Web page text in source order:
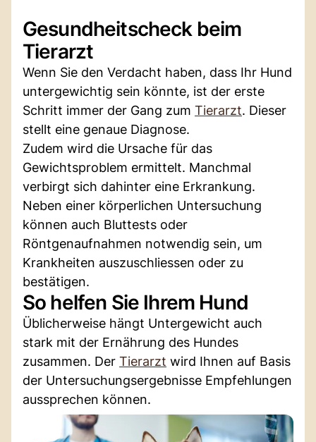
Gesundheitscheck beim
Tierarzt
Wenn Sie den Verdacht haben, dass Ihr Hund
untergewichtig sein könnte, ist der erste
Schritt immer der Gang zum Tierarzt. Dieser
stellt eine genaue Diagnose.
Zudem wird die Ursache für das
Gewichtsproblem ermittelt. Manchmal
verbirgt sich dahinter eine Erkrankung.
Neben einer körperlichen Untersuchung
können auch Bluttests oder
Röntgenaufnahmen notwendig sein, um
Krankheiten auszuschliessen oder zu
bestätigen.
So helfen Sie Ihrem Hund
Üblicherweise hängt Untergewicht auch
stark mit der Ernährung des Hundes
zusammen. Der Tierarzt wird Ihnen auf Basis
der Untersuchungsergebnisse Empfehlungen
aussprechen können.